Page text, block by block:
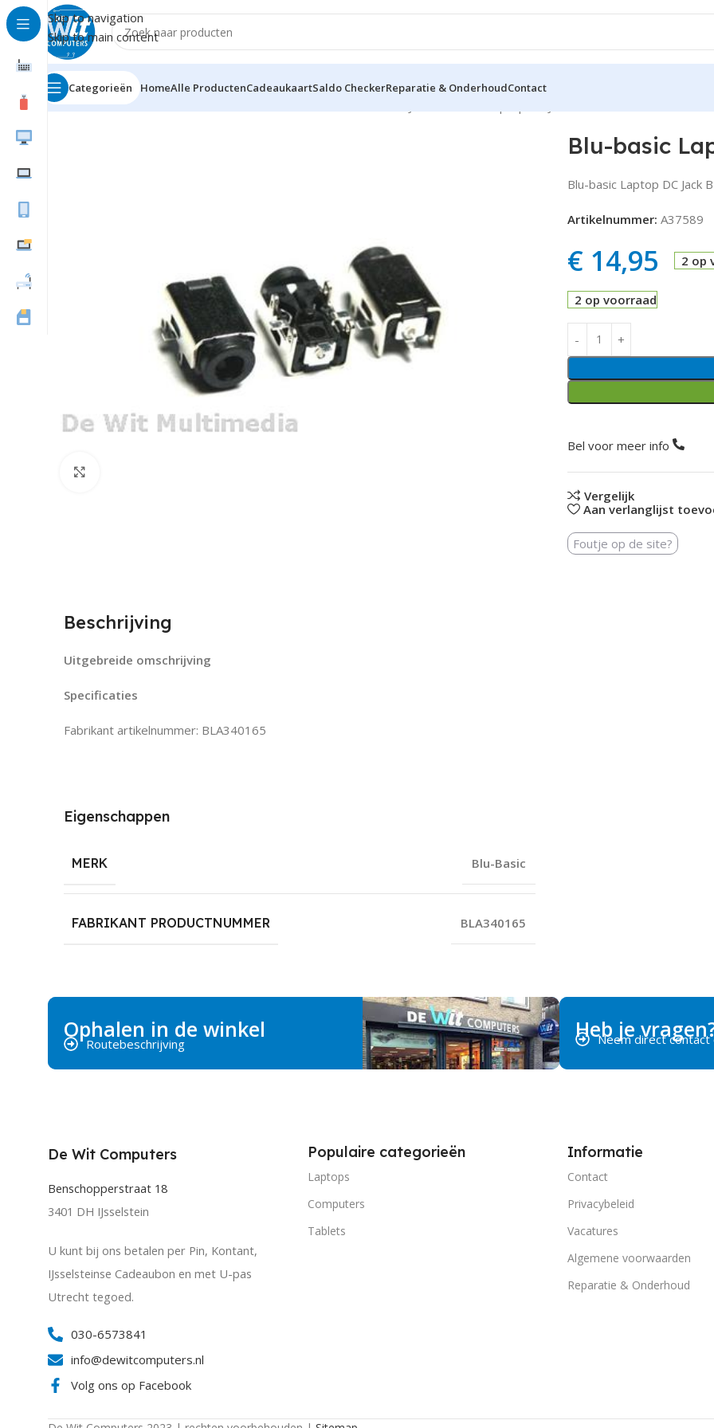
Skip to navigation
Skip to main content
Categorieën HomeAlle ProductenCadeaukaartSaldo CheckerReparatie & OnderhoudContact
Home Notebook/Tablet Accessoires
Blu-basic
Blu-basic Laptop DC Jack
Artikelnummer: A37589
€14,95 2 op
2 op voorraad
Bel voor meer info
Vergelijk
Aan verlanglijst
Foutje op de site?
Beschrijving
Uitgebreide omschrijving
Specificaties
Fabrikant artikelnummer: BLA340165
Eigenschappen
MERK Blu-Basic
FABRIKANT PRODUCTNUMMER BLA340165
Ophalen in de winkel
Routebeschrijving
Heb je
Neem direct contact
De Wit Computers
Benschopperstraat 18
3401 DH IJsselstein
U kunt bij ons betalen per Pin, Kontant,
IJsselsteinse Cadeaubon en met U-pas
Utrecht tegoed.
030-6573841
info@dewitcomputers.nl
Volg ons op Facebook
Populaire categorieën
Laptops
Computers
Tablets
Informatie
Contact
Privacybeleid
Vacatures
Algemene voorwaarden
Reparatie & Onderhoud